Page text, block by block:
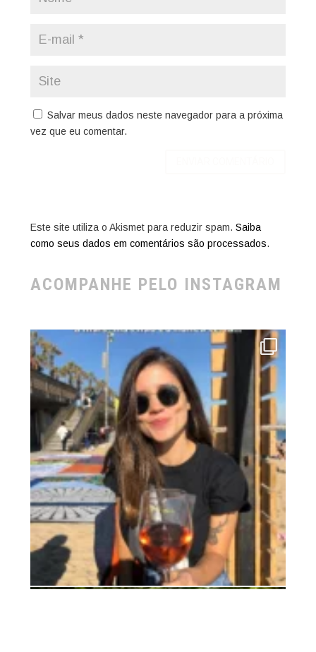
Salvar meus dados neste navegador para a próxima
vez que eu comentar.
Este site utiliza o Akismet para reduzir spam. Saiba
como seus dados em comentários são processados.
ACOMPANHE PELO INSTAGRAM